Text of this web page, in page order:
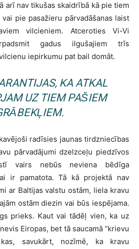
arī nav tikušas skaidrībā kā pie tiem
pie pasažieru pārvadāšanas laist
vilcieniem. Atceroties Vi-Vi
gadus ilgušajiem trīs
iepirkumu pat bail domāt.
KA ATKAL
UZ TIEM PAŠIEM
radīsies jaunas tirdzniecības
pārvadājumi dzelzceļu piedzīvos
vairs nebūs neviena bēdīga
ir pamatota. Tā kā projektā nav
ar Baltijas valstu ostām, liela kravu
ostām diezin vai būs iespējama.
prieks. Kaut vai tādēļ vien, ka uz
Eiropas, bet tā saucamā “krievu
savukārt, nozīmē, ka kravu